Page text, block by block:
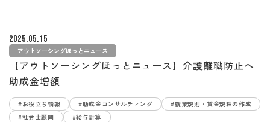
2025.05.15
アウトソーシングほっとニュース
【アウトソーシングほっとニュース】介護離職防止へ
助成金増額
#お役立ち情報 #助成金コンサルティング
#就業規則・賃金規程の作成
#社労士顧問
#給与計算